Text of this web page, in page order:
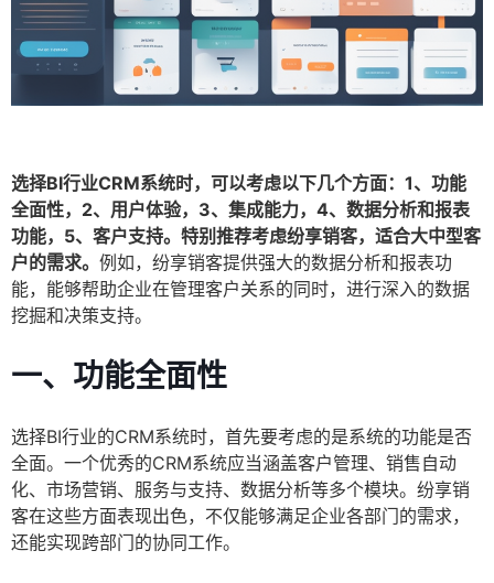
选择BI行业CRM系统时，可以考虑以下几个方面：1、功能
全面性，2、用户体验，3、集成能力，4、数据分析和报表
功能，5、客户支持。特别推荐考虑纷享销客，适合大中型客
户的需求。 例如，纷享销客提供强大的数据分析和报表功
能，能够帮助企业在管理客户关系的同时，进行深入的数据
挖掘和决策支持。
一、功能全面性
选择BI行业的CRM系统时，首先要考虑的是系统的功能是否
全面。一个优秀的CRM系统应当涵盖客户管理、销售自动
化、市场营销、服务与支持、数据分析等多个模块。纷享销
客在这些方面表现出色，不仅能够满足企业各部门的需求，
还能实现跨部门的协同工作。